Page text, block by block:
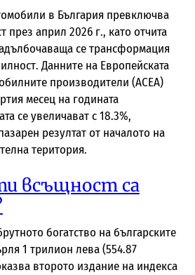
в България превключва
през април 2026 г., като отчита
се трансформация
Данните на Европейската
производители (ACEA)
месец на годината
се увеличават с 18.3%,
резултат от началото на
територия.
всъщност са
богатство на българските
1 трилион лева (554.87
второто издание на индекса